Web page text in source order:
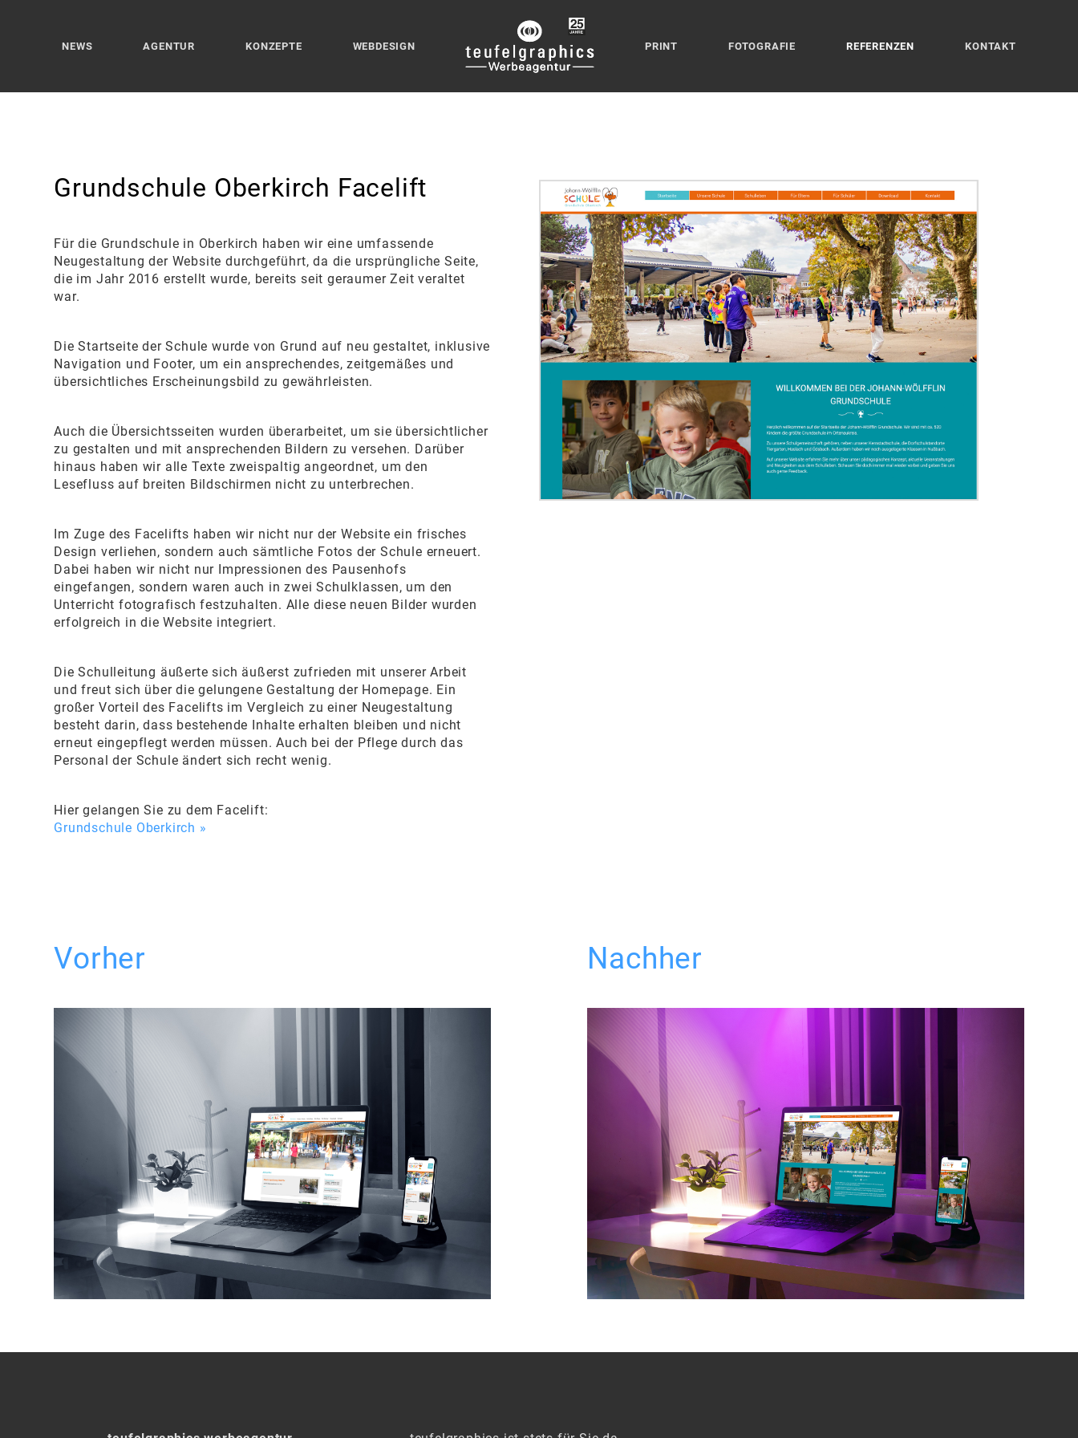
NEWS AGENTUR KONZEPTE WEBDESIGN PRINT FOTOGRAFIE REFERENZEN KONTAKT
Grundschule Oberkirch Facelift
Für die Grundschule in Oberkirch haben wir eine umfassende
Neugestaltung der Website durchgeführt, da die ursprüngliche Seite,
die im Jahr 2016 erstellt wurde, bereits seit geraumer Zeit veraltet
war.
Die Startseite der Schule wurde von Grund auf neu gestaltet, inklusive
Navigation und Footer, um ein ansprechendes, zeitgemäßes und
übersichtliches Erscheinungsbild zu gewährleisten.
Auch die Übersichtsseiten wurden überarbeitet, um sie übersichtlicher
zu gestalten und mit ansprechenden Bildern zu versehen. Darüber
hinaus haben wir alle Texte zweispaltig angeordnet, um den
Lesefluss auf breiten Bildschirmen nicht zu unterbrechen.
Im Zuge des Facelifts haben wir nicht nur der Website ein frisches
Design verliehen, sondern auch sämtliche Fotos der Schule erneuert.
Dabei haben wir nicht nur Impressionen des Pausenhofs
eingefangen, sondern waren auch in zwei Schulklassen, um den
Unterricht fotografisch festzuhalten. Alle diese neuen Bilder wurden
erfolgreich in die Website integriert.
Die Schulleitung äußerte sich äußerst zufrieden mit unserer Arbeit
und freut sich über die gelungene Gestaltung der Homepage. Ein
großer Vorteil des Facelifts im Vergleich zu einer Neugestaltung
besteht darin, dass bestehende Inhalte erhalten bleiben und nicht
erneut eingepflegt werden müssen. Auch bei der Pflege durch das
Personal der Schule ändert sich recht wenig.
Hier gelangen Sie zu dem Facelift:
Grundschule Oberkirch »
Vorher Nachher